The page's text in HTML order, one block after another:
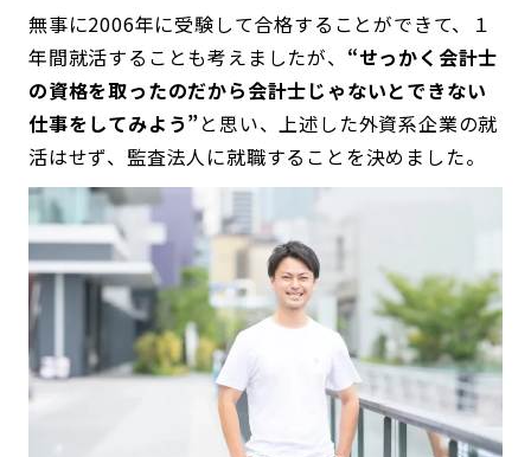
無事に2006年に受験して合格することができて、１
年間就活することも考えましたが、 “せっかく会計士
の資格を取ったのだから会計士じゃないとできない
仕事をしてみよう”と思い、上述した外資系企業の就
活はせず、監査法人に就職することを決めました。